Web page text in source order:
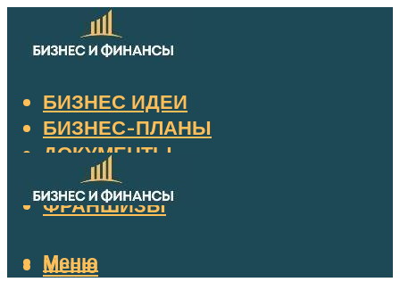
БИЗНЕС ИДЕИ
БИЗНЕС-ПЛАНЫ
ДОКУМЕНТЫ
НАЛОГИ
ФРАНШИЗЫ
Меню
Меню